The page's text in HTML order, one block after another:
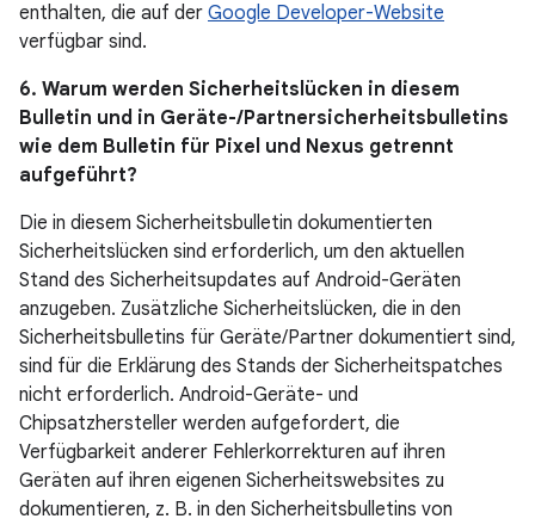
enthalten, die auf der Google Developer-Website
verfügbar sind.
6. Warum werden Sicherheitslücken in diesem
Bulletin und in Geräte-/Partnersicherheitsbulletins
wie dem Bulletin für Pixel und Nexus getrennt
aufgeführt?
Die in diesem Sicherheitsbulletin dokumentierten
Sicherheitslücken sind erforderlich, um den aktuellen
Stand des Sicherheitsupdates auf Android-Geräten
anzugeben. Zusätzliche Sicherheitslücken, die in den
Sicherheitsbulletins für Geräte/Partner dokumentiert sind,
sind für die Erklärung des Stands der Sicherheitspatches
nicht erforderlich. Android-Geräte- und
Chipsatzhersteller werden aufgefordert, die
Verfügbarkeit anderer Fehlerkorrekturen auf ihren
Geräten auf ihren eigenen Sicherheitswebsites zu
dokumentieren, z. B. in den Sicherheitsbulletins von